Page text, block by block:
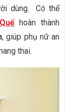
dùng. Có thể
hoàn thành
, giúp phụ nữ an
thai.